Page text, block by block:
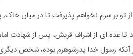
تو بر سرم نخواهم پذیرفت تا در میان خاک,
عده ای از اشراف قریش، پس از شهادت امام
رسول خدا پدرشوهرم بوده، شخص دیگری